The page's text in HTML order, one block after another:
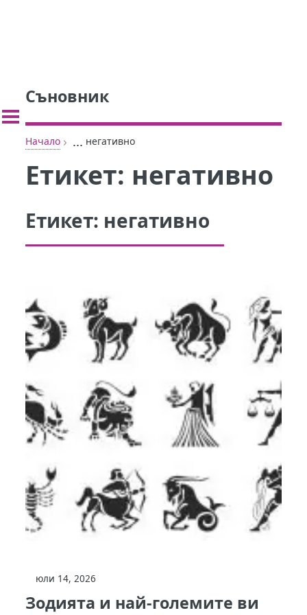
Съновник
Начало › ... негативно
Етикет: негативно
Етикет: негативно
юли 14, 2026
Зодията и най-големите ви